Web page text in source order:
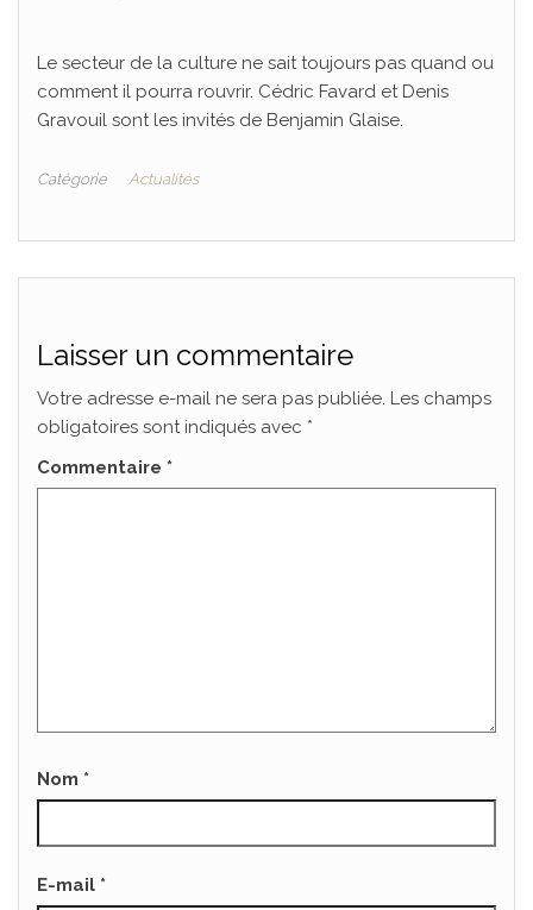
Le secteur de la culture ne sait toujours pas quand ou
comment il pourra rouvrir. Cédric Favard et Denis
Gravouil sont les invités de Benjamin Glaise.
Catégorie Actualités
Laisser un commentaire
Votre adresse e-mail ne sera pas publiée. Les champs
obligatoires sont indiqués avec *
Commentaire *
Nom *
E-mail *